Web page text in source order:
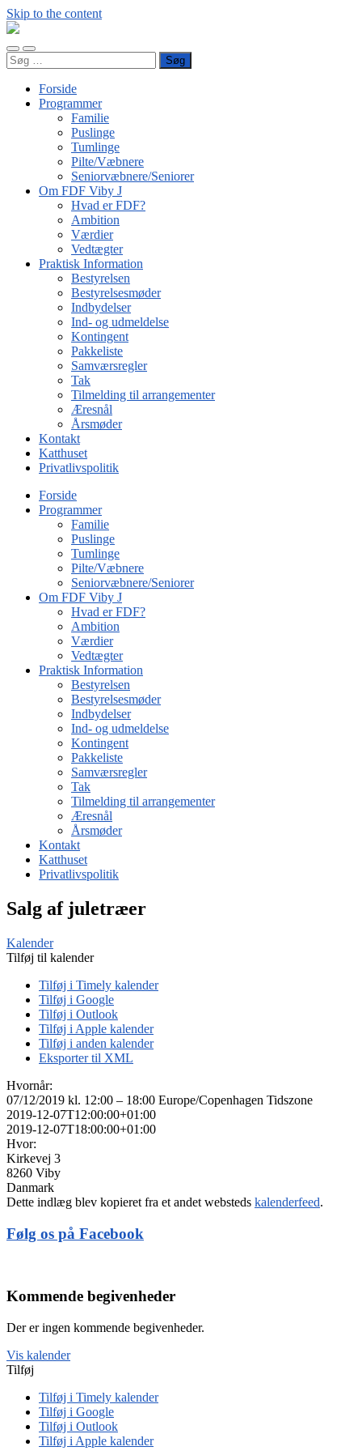
Skip to the content
FDF
J
Toggle
mobile
Toggle
search
Søg
efter:
Forside
Programmer
Familie
Puslinge
Tumlinge
Pilte/Væbnere
Seniorvæbnere/Seniorer
Om FDF Viby J
Hvad er FDF?
Ambition
Værdier
Vedtægter
Praktisk Information
Bestyrelsen
Bestyrelsesmøder
Indbydelser
Ind- og udmeldelse
Kontingent
Pakkeliste
Samværsregler
Tak
Tilmelding til arrangementer
Æresnål
Årsmøder
Kontakt
Katthuset
Privatlivspolitik
Forside
Programmer
Familie
Puslinge
Tumlinge
Pilte/Væbnere
Seniorvæbnere/Seniorer
Om FDF Viby J
Hvad er FDF?
Ambition
Værdier
Vedtægter
Praktisk Information
Bestyrelsen
Bestyrelsesmøder
Indbydelser
Ind- og udmeldelse
Kontingent
Pakkeliste
Samværsregler
Tak
Tilmelding til arrangementer
Æresnål
Årsmøder
Kontakt
Katthuset
Privatlivspolitik
Salg af juletræer
Kalender
Tilføj til kalender
Tilføj i Timely kalender
Tilføj i Google
Tilføj i Outlook
Tilføj i Apple kalender
Tilføj i anden kalender
Eksporter til XML
Hvornår:
07/12/2019 kl. 12:00 – 18:00 Europe/Copenhagen Tidszone
2019-12-07T12:00:00+01:00
2019-12-07T18:00:00+01:00
Hvor:
Kirkevej 3
8260 Viby
Danmark
Dette indlæg blev kopieret fra et andet websteds kalenderfeed.
Følg os på Facebook
Kommende begivenheder
Der er ingen kommende begivenheder.
Vis kalender
Tilføj
Tilføj i Timely kalender
Tilføj i Google
Tilføj i Outlook
Tilføj i Apple kalender